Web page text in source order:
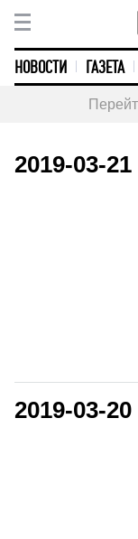
НОВОСТИ ГАЗЕТА
2019-03-21
2019-03-20